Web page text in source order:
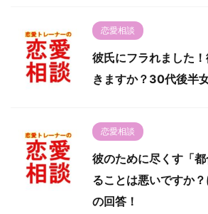
恋愛相談
彼氏にフラれました
きますか？30代後半
恋愛相談
彼のために尽くす「
ることは悪いですか
の回答！